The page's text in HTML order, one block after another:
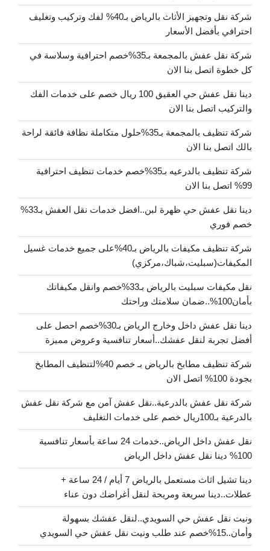
شركة نقل وتجهيز الأثاث بالرياض بـ40% لفك وتركيب وتغليف
احترافي بأفضل الأسعار
شركة نقل عفش بالمجمعة بـ35%خصم احترافية وسلاسة في
كل خطوة اتصل بنا الان
دينا نقل عفش حي العقيق 100 ريال خصم على خدمات الفك
والتركيب اتصل بنا الان
شركة تنظيف بالمجمعة بـ35%حلول متكاملة نظافة فائقة لراحة
بالك اتصل بنا الان
شركة تنظيف بالدرعيه بـ35%خصم خدمات تنظيف احترافية
99% اتصل بنا الان
دينا نقل عفش حي ظهرة لبن..افضل خدمات نقل العفش بـ33%
خصم فوري
شركة تنظيف مكيفات بالرياض بـ40%على جميع خدمات غسيل
المكيفات(سبليت،شباك،مركزي)
نقل مكيفات سبليت بالرياض بـ33%خصم وانقل مكيفاتك
بأمان100%..ضمان سلامتك وراحتك
دينا نقل عفش داخل وخارج الرياض بـ30%خصم احصل على
أفضل تجربة لنقل عفشك..أسعار تنافسية وعروض مميزة
شركة تنظيف مطابخ بالرياض بـ خصم 40%لتنظيف المطابخ
بجودة 100% اتصل الان
شركة نقل عفش بالدرعية..نقل عفش آمن مع شركة نقل عفش
بالدرعية بـ100ريال خصم على خدمات التغليف
نقل عفش داخل الرياض..خدمات 24 ساعة بأسعار تنافسية
100% دينا نقل عفش داخل الرياض
دينا تشيل اثاث مستعمل بالرياض 7 أيام / 24 ساعة +
عطلات..دينا سريعة ومريحة لنقل أغراضك دون عناء
ونيت نقل عفش حي السويدي..لنقل عفشك بسهولة
وأمان..15%خصم عند طلب ونيت نقل عفش حي السويدي